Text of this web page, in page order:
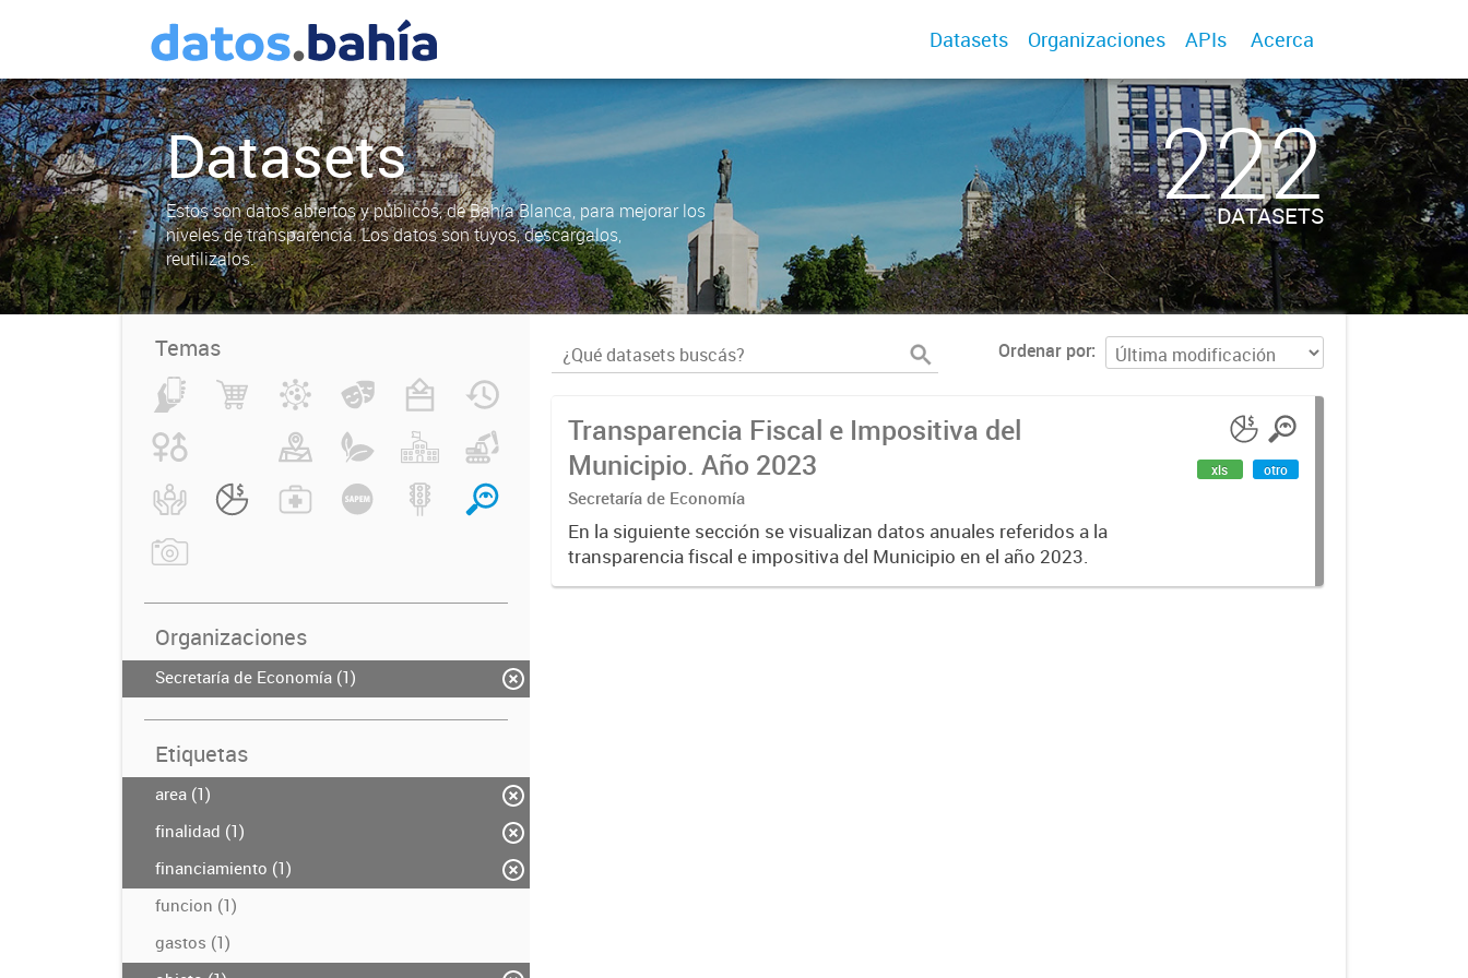
Datasets Organizaciones APIs Acerca
Datasets
Estos son datos abiertos y públicos, de Bahía Blanca, para mejorar los
niveles de transparencia. Los datos son tuyos, descargalos,
reutilizalos.
222
DATASETS
Temas
Organizaciones
Secretaría de Economía (1)
Etiquetas
area (1)
finalidad (1)
financiamiento (1)
funcion (1)
gastos (1)
Ordenar por
Transparencia Fiscal e Impositiva del
Municipio. Año 2023
Secretaría de Economía
En la siguiente sección se visualizan datos anuales referidos a la
transparencia fiscal e impositiva del Municipio en el año 2023.
xls otro